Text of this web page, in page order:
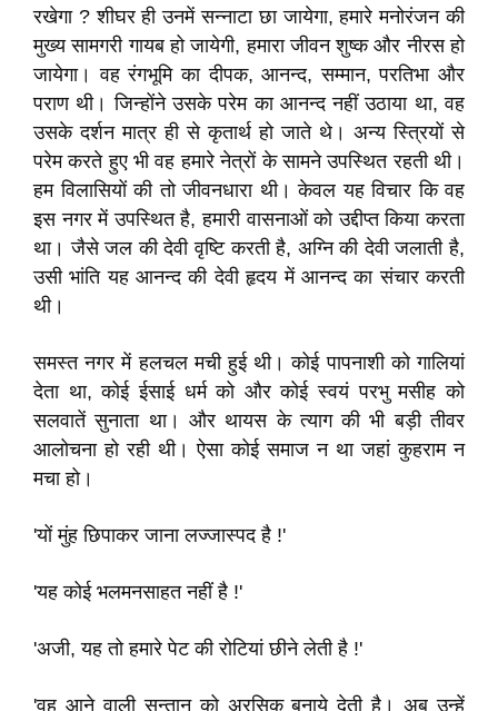
रखेगा ? शीघर ही उनमें सन्नाटा छा जायेगा, हमारे मनोरंजन की
मुख्य सामगरी गायब हो जायेगी, हमारा जीवन शुष्क और नीरस हो
जायेगा। वह रंगभूमि का दीपक, आनन्द, सम्मान, परतिभा और
पराण थी। जिन्होंने उसके परेम का आनन्द नहीं उठाया था, वह
उसके दर्शन मात्र ही से कृतार्थ हो जाते थे। अन्य स्त्रियों से
परेम करते हुए भी वह हमारे नेत्रों के सामने उपस्थित रहती थी।
हम विलासियों की तो जीवनधारा थी। केवल यह विचार कि वह
इस नगर में उपस्थित है, हमारी वासनाओं को उद्दीप्त किया करता
था। जैसे जल की देवी वृष्टि करती है, अग्नि की देवी जलाती है,
उसी भांति यह आनन्द की देवी हृदय में आनन्द का संचार करती
थी।
समस्त नगर में हलचल मची हुई थी। कोई पापनाशी को गालियां
देता था, कोई ईसाई धर्म को और कोई स्वयं परभु मसीह को
सलवातें सुनाता था। और थायस के त्याग की भी बड़ी तीवर
आलोचना हो रही थी। ऐसा कोई समाज न था जहां कुहराम न
मचा हो।
'यों मुंह छिपाकर जाना लज्जास्पद है !'
'यह कोई भलमनसाहत नहीं है !'
'अजी, यह तो हमारे पेट की रोटियां छीने लेती है !'
'वह आने वाली सन्तान को अरसिक बनाये देती है। अब उन्हें